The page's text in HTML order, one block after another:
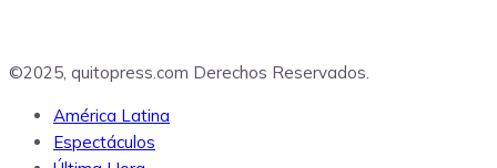
©2025, quitopress.com Derechos Reservados.
América Latina
Espectáculos